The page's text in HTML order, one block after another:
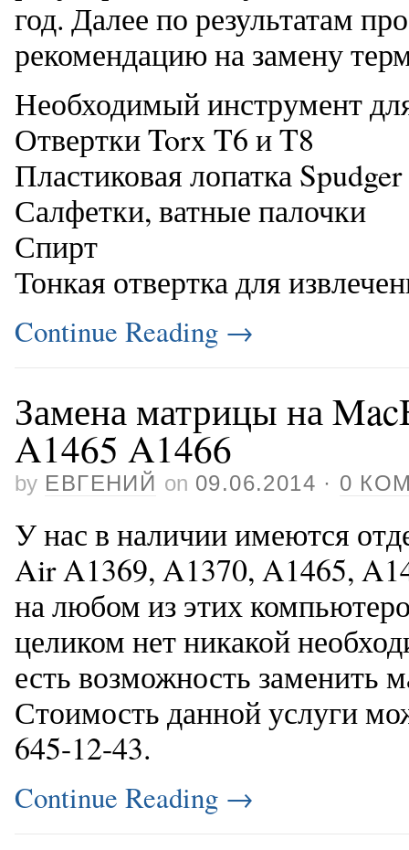
год. Далее по результатам
рекомендацию на замену
Необходимый инструмент
Отвертки Torx T6 и T8
Пластиковая лопатка Spudger
Салфетки, ватные палочки
Спирт
Тонкая отвертка для
Continue Reading →
Замена матрицы на
A1465 A1466
by ЕВГЕНИЙ on 09.06.2014 · 0
У нас в наличии имеются
Air A1369, A1370, A1465,
на любом из этих
целиком нет никакой
есть возможность заменить
Стоимость данной услуги
645-12-43.
Continue Reading →